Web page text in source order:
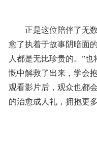
正是这位陪伴了无
愈了执着于故事阴暗面
人都是无比珍贵的。”
慨中解救了出来，学会
观看影片后，观众也都
的治愈成人礼，拥抱更多